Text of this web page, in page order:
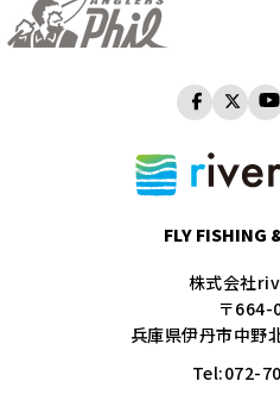
FLY FISHING
株式会社
〒664-
兵庫県伊丹市中野
Tel:072-